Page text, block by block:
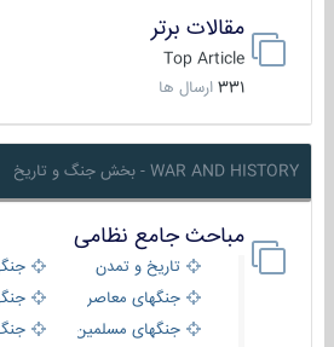
مقالات برتر
Top Article
331 ارسال ها
WAR AND HISTORY - بخش جنگ و تاریخ
مباحث جامع نظامی
تاریخ و تمدن
جنگهای معاصر
جنگهای مسلمین
جنگ